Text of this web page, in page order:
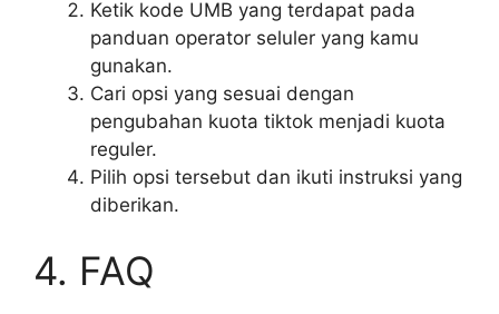
Ketik kode UMB yang terdapat pada
panduan operator seluler yang kamu
gunakan.
Cari opsi yang sesuai dengan
pengubahan kuota tiktok menjadi kuota
reguler.
Pilih opsi tersebut dan ikuti instruksi yang
diberikan.
4. FAQ